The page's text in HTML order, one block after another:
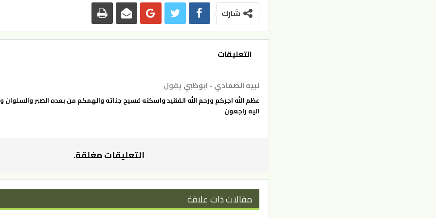
شارك
التعليقات
نبيه الصمادي - ابوظبييقول
عظم الله اجركم ورحم الله الفقيد واسكنه فسيح جناته والهمكم من بعده الصبر والسلوان
اليه راجعون
التعليقات مغلقة.
مقالات ذات علاقة